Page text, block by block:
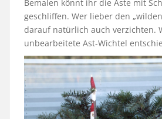
Bemalen könnt ihr die Äste mit
geschliffen. Wer lieber den
darauf natürlich auch verzichten.
unbearbeitete Ast-Wichtel